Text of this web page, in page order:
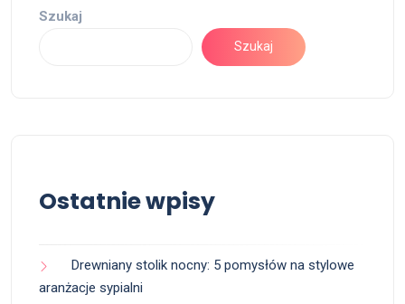
Szukaj
Szukaj
Ostatnie wpisy
Drewniany stolik nocny: 5 pomysłów na stylowe
aranżacje sypialni